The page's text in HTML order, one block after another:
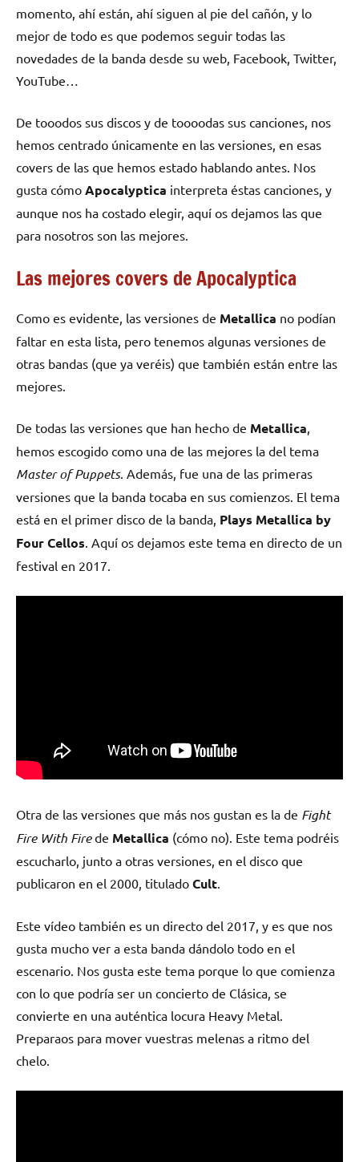
momento, ahí están, ahí siguen al pie del cañón, y lo
mejor de todo es que podemos seguir todas las
novedades de la banda desde su web, Facebook, Twitter,
YouTube…
De tooodos sus discos y de toooodas sus canciones, nos
hemos centrado únicamente en las versiones, en esas
covers de las que hemos estado hablando antes. Nos
gusta cómo Apocalyptica interpreta éstas canciones, y
aunque nos ha costado elegir, aquí os dejamos las que
para nosotros son las mejores.
Las mejores covers de Apocalyptica
Como es evidente, las versiones de Metallica no podían
faltar en esta lista, pero tenemos algunas versiones de
otras bandas (que ya veréis) que también están entre las
mejores.
De todas las versiones que han hecho de Metallica,
hemos escogido como una de las mejores la del tema
Master of Puppets. Además, fue una de las primeras
versiones que la banda tocaba en sus comienzos. El tema
está en el primer disco de la banda, Plays Metallica by
Four Cellos. Aquí os dejamos este tema en directo de un
festival en 2017.
Otra de las versiones que más nos gustan es la de Fight
Fire With Firede Metallica (cómo no). Este tema podréis
escucharlo, junto a otras versiones, en el disco que
publicaron en el 2000, titulado Cult
Este vídeo también es un directo del 2017, y es que nos
gusta mucho ver a esta banda dándolo todo en el
escenario. Nos gusta este tema porque lo que comienza
con lo que podría ser un concierto de Clásica, se
convierte en una auténtica locura Heavy Metal.
Preparaos para mover vuestras melenas a ritmo del
chelo.